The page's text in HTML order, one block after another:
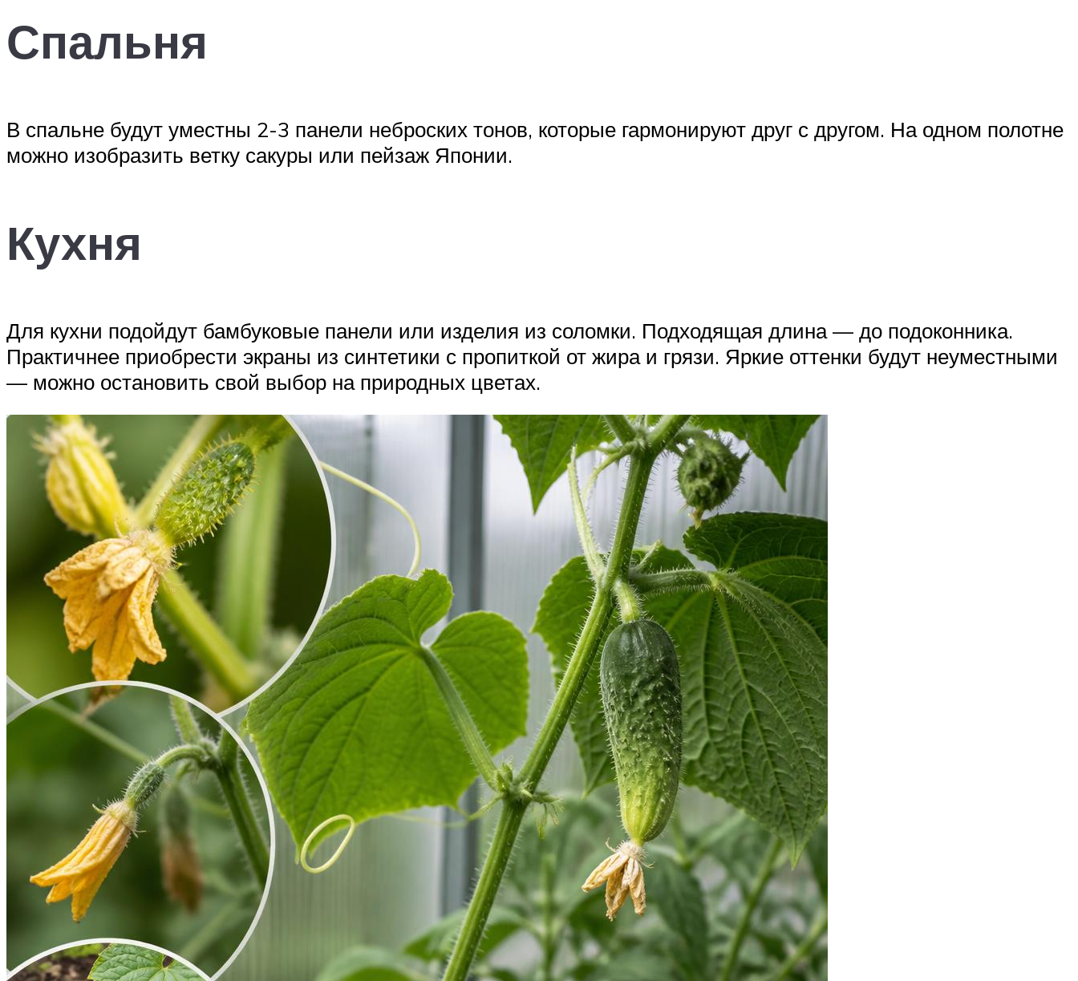
Спальня
В спальне будут уместны 2-3 панели неброских тонов, которые гармонируют друг с другом. На одном полотне
можно изобразить ветку сакуры или пейзаж Японии.
Кухня
Для кухни подойдут бамбуковые панели или изделия из соломки. Подходящая длина — до подоконника.
Практичнее приобрести экраны из синтетики с пропиткой от жира и грязи. Яркие оттенки будут неуместными
— можно остановить свой выбор на природных цветах.